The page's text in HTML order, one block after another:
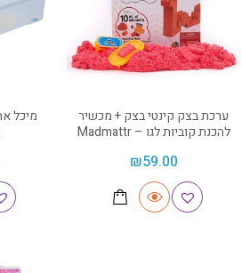
ערכת בצק קינטי בצק + מכשיר
להכנת קוביות לגו – Madmattr
₪59.00